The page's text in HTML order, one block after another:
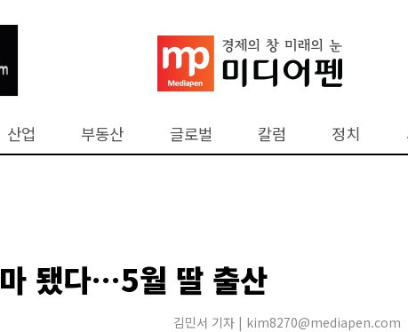
산업 부동산 글로벌 칼럼 정치
됐다…5월 딸 출산
김민서 기자 | kim8270@mediapen.com